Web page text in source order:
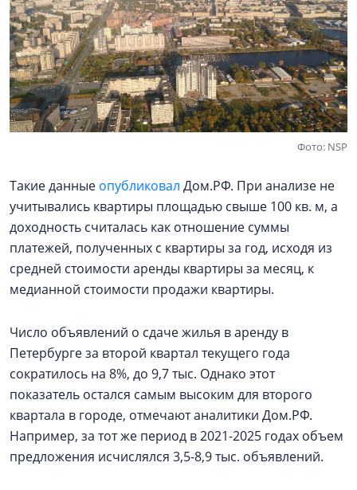
Фото: NSP
Такие данные опубликовал Дом.РФ. При анализе не
учитывались квартиры площадью свыше 100 кв. м, а
доходность считалась как отношение суммы
платежей, полученных с квартиры за год, исходя из
средней стоимости аренды квартиры за месяц, к
медианной стоимости продажи квартиры.
Число объявлений о сдаче жилья в аренду в
Петербурге за второй квартал текущего года
сократилось на 8%, до 9,7 тыс. Однако этот
показатель остался самым высоким для второго
квартала в городе, отмечают аналитики Дом.РФ.
Например, за тот же период в 2021-2025 годах объем
предложения исчислялся 3,5-8,9 тыс. объявлений.